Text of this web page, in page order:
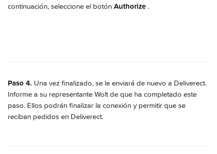
continuación, seleccione el botón Authorize .
Paso 4. Una vez finalizado, se le enviará de nuevo a Deliverect.
Informe a su representante Wolt de que ha completado este
paso. Ellos podrán finalizar la conexión y permitir que se
reciban pedidos en Deliverect.